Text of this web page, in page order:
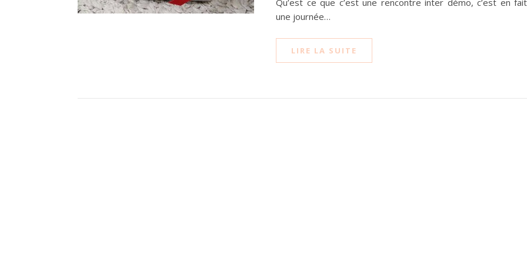
Qu’est ce que c’est une rencontre inter démo, c’est en
une journée…
LIRE LA SUITE